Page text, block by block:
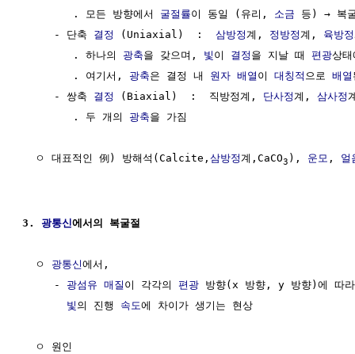
        . 모든 방향에서
굴절률이 동일 (유리, 소금 등) → 복
     - 단축
결정 (Uniaxial)  : 삼방정 계, 정방정 계, 육방정
        . 하나의
광축을 갖으며, 빛 이 결정 을 지날 때 편광상
        . 여기서,
광축은 결정 내 원자 배열 이 대칭적 으로 배열
     - 쌍축
결정 (Biaxial)  :  직방정계, 단사정 계, 삼사정
        . 두 개의
광축을 가짐
  ㅇ 대표적인 例) 방해석(Calcite,
삼방정 계,CaCO3 ), 운모 , 얼
3. 광통신에서의 복굴절
  ㅇ
광통신에서,
     -
광섬유 매질 이 각각의 편광 방향(x 방향, y 방향)에 따
빛 의 진행 속도에 차이가 생기는 현상
  ㅇ 원인